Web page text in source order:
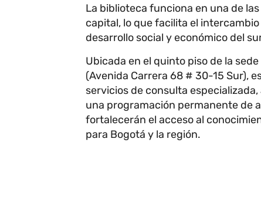
La biblioteca funciona en una de
capital, lo que facilita el
desarrollo social y económico del
Ubicada en el quinto piso de la
(Avenida Carrera 68 # 30-15 Sur),
servicios de consulta
una programación permanente de
fortalecerán el acceso al
para Bogotá y la región.